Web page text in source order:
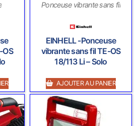
OS
Ponceuse vibrante sans fil
EINHELL -Ponceuse
vibrante sans fil TE-OS
18/113 Li – Solo
AJOUTER AU PANIER